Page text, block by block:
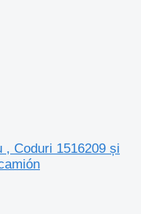
, Coduri 1516209 și